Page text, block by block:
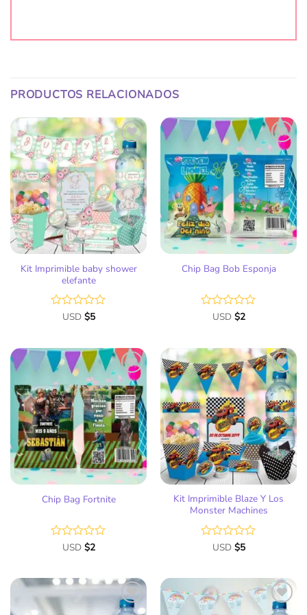
PRODUCTOS RELACIONADOS
Añadir
a la
lista
de
deseos
Kit Imprimible baby shower
elefante
Valorado
de
USD $5
Añadir
a la
lista
de
deseos
Chip Bag Bob Esponja
Valorado
de
5
USD $2
Añadir
a la
lista
de
deseos
Chip Bag Fortnite
Valorado
de
5
USD $2
Añadir
a la
lista
de
deseos
Kit Imprimible Blaze Y Los
Monster Machines
Valorado
de
5
USD $5
Añadir
Añadir